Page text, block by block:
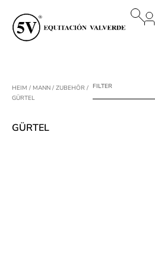
Inhalt
springen
HEIM / MANN / ZUBEHÖR /
GÜRTEL
GÜRTEL
FILTER